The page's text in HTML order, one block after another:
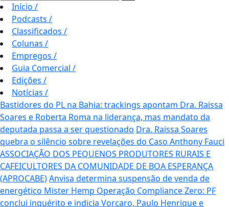
Início /
Podcasts /
Classificados /
Colunas /
Empregos /
Guia Comercial /
Edições /
Notícias /
Bastidores do PL na Bahia: trackings apontam Dra. Raissa
Soares e Roberta Roma na liderança, mas mandato da
deputada passa a ser questionado Dra. Raissa Soares
quebra o silêncio sobre revelações do Caso Anthony Fauci
ASSOCIAÇÃO DOS PEQUENOS PRODUTORES RURAIS E
CAFEICULTORES DA COMUNIDADE DE BOA ESPERANÇA
(APROCABE)Anvisa determina suspensão de venda de
energético Mister Hemp Operação Compliance Zero: PF
conclui inquérito e indicia Vorcaro, Paulo Henrique e